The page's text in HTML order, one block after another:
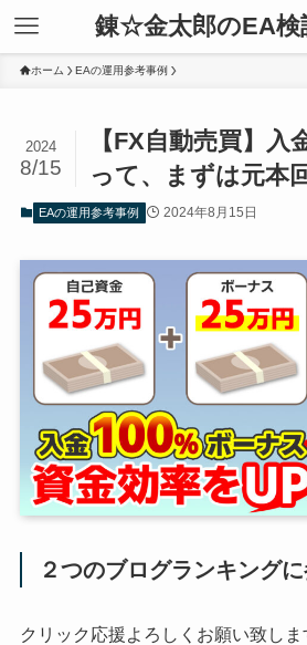
錬☆金太郎のEA検
ホーム EAの運用参考事例
【FX自動売買】
って、まずは元本
2024
8/15
EAの運用参考事例 2024年8月15日
２つのブログランキングに
クリック応援よろしくお願い致しま